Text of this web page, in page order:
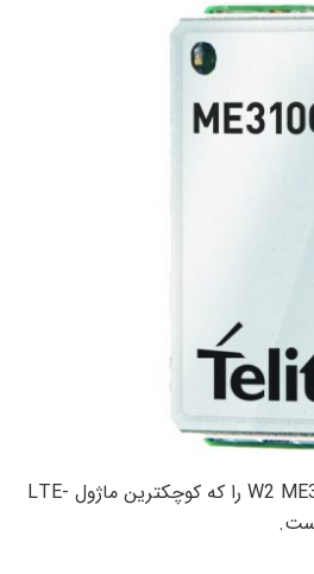
Telit کمپانی تولید کننده ارتباطات IoT و M2M، ماژول اینترنت اشیا W2 ME310G1 را که کوچکترین ماژول LTE-